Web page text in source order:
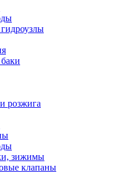
розжига
зижимы
клапаны